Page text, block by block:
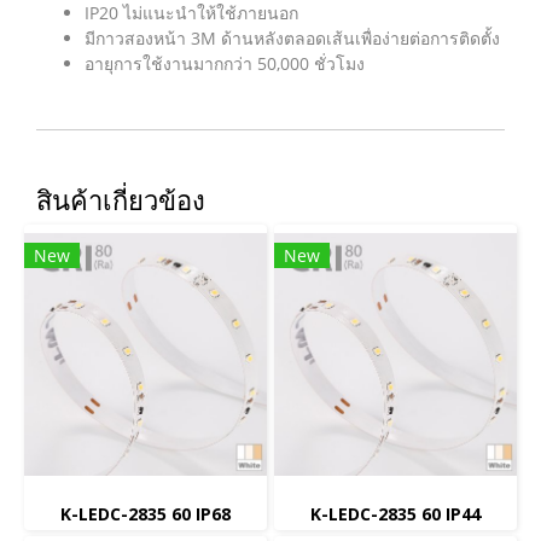
IP20 ไม่แนะนำให้ใช้ภายนอก
มีกาวสองหน้า 3M ด้านหลังตลอดเส้นเพื่อง่ายต่อการติดตั้ง
อายุการใช้งานมากกว่า 50,000 ชั่วโมง
สินค้าเกี่ยวข้อง
New
K-LEDC-2835 60 IP68
New
K-LEDC-2835 60 IP44